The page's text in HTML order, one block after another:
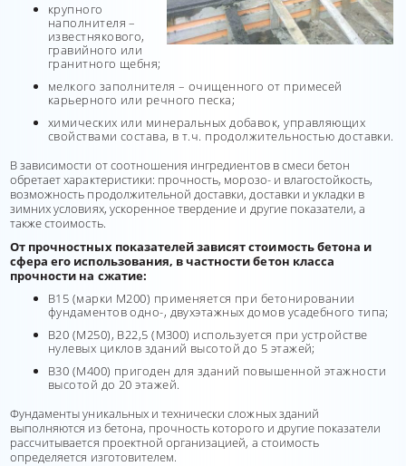
крупного
наполнителя –
известнякового,
гравийного или
гранитного щебня;
мелкого заполнителя – очищенного от примесей
карьерного или речного песка;
химических или минеральных добавок, управляющих
свойствами состава, в т.ч. продолжительностью доставки.
В зависимости от соотношения ингредиентов в смеси бетон
обретает характеристики: прочность, морозо- и влагостойкость,
возможность продолжительной доставки, доставки и укладки в
зимних условиях, ускоренное твердение и другие показатели, а
также стоимость.
От прочностных показателей зависят стоимость бетона и
сфера его использования, в частности бетон класса
прочности на сжатие:
В15 (марки М200) применяется при бетонировании
фундаментов одно-, двухэтажных домов усадебного типа;
В20 (М250), В22,5 (М300) используется при устройстве
нулевых циклов зданий высотой до 5 этажей;
В30 (М400) пригоден для зданий повышенной этажности
высотой до 20 этажей.
Фундаменты уникальных и технически сложных зданий
выполняются из бетона, прочность которого и другие показатели
рассчитывается проектной организацией, а стоимость
определяется изготовителем.